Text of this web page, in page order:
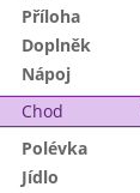
Příloha
Doplněk
Nápoj
Chod
Polévka
Jídlo